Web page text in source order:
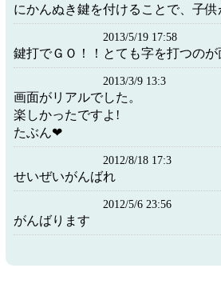
にかんぬき鍵を付けることで、子
2013/5/19 17:58
鍵打でＧＯ！！とても字を打つのが
2013/3/9 13:3
画面がリアルでした。
楽しかったですよ!
たぶん❤
2012/8/18 17:3
せいぜいがんばれ
2012/5/6 23:56
がんばります